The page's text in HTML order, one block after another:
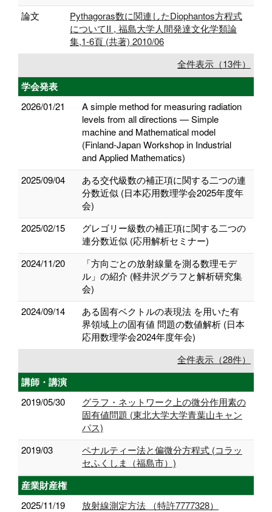
論文
Pythagoras数に関連したDiophantos方程式
についてII , 福島大学人間発達文化学類論
集,1-6頁 (共著) 2010/06
全件表示（13件）
学会発表
2026/01/21
A simple method for measuring radiation
levels from all directions — Simple
machine and Mathematical model
(Finland-Japan Workshop in Industrial
and Applied Mathematics)
2025/09/04
ある交代級数の補正項に関する二つの連
分数近似 (日本応用数理学会2025年度年
会)
2025/02/15
グレゴリー級数の補正項に関する二つの
連分数近似 (応用解析セミナー)
2024/11/20
「方向ごとの放射線量を測る数理モデ
ル」の紹介 (軽井沢グラフと解析研究集
会)
2024/09/14
ある固有ベクトルの表現法 を用いた有
界領域上の固有値 問題の数値解析 (日本
応用数理学会2024年度年会)
全件表示（28件）
講師・講演
2019/05/30
グラフ・ネットワーク上の微分作用素の
固有値問題 (東北大学大学青葉山キャン
パス)
2019/03
ペナルティー法と偏微分方程式 (コラッ
セふくしま（福島市）)
産業財産権
2025/11/19 放射線測定方法 （特許7777328）